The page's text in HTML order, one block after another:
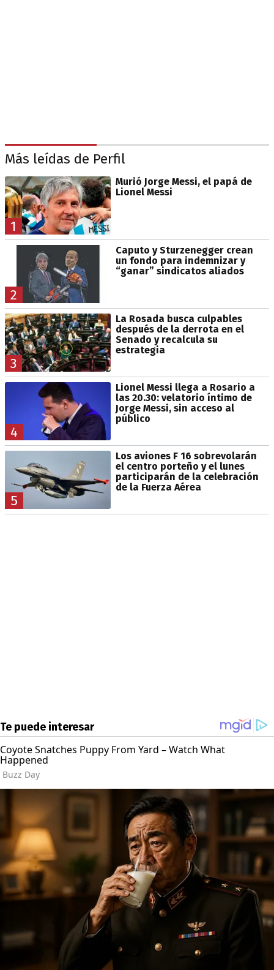
Más leídas de Perfil
1
Murió Jorge Messi, el papá de
Lionel Messi
2
Caputo y Sturzenegger crean
un fondo para indemnizar y
“ganar” sindicatos aliados
3
La Rosada busca culpables
después de la derrota en el
Senado y recalcula su
estrategia
4
Lionel Messi llega a Rosario a
las 20.30: velatorio íntimo de
Jorge Messi, sin acceso al
público
5
Los aviones F 16 sobrevolarán
el centro porteño y el lunes
participarán de la celebración
de la Fuerza Aérea